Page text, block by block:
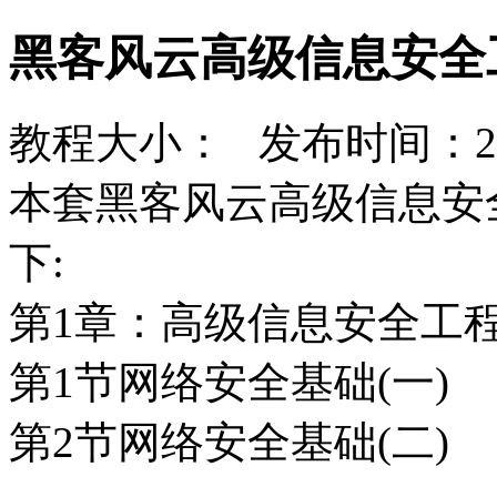
黑客风云高级信息安
教程大小： 发布时间
本套黑客风云高级信息
下:
第1章：高级信息安全工
第1节网络安全基础(一)
第2节网络安全基础(二)